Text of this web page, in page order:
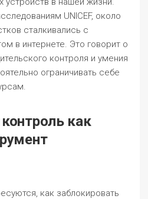
UNICEF, около
сталкивались с
в интернете. Это говорит о
контроля и умения
ограничивать себе
как
как заблокировать